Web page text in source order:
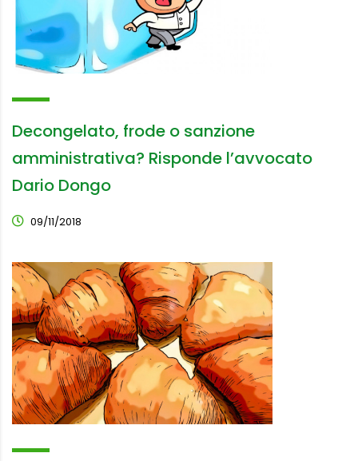
Decongelato, frode o sanzione
amministrativa? Risponde l’avvocato
Dario Dongo
09/11/2018